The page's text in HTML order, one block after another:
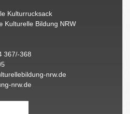
Kulturrucksack
Kulturelle Bildung NRW
367/-368
nrw.de
nrw.de